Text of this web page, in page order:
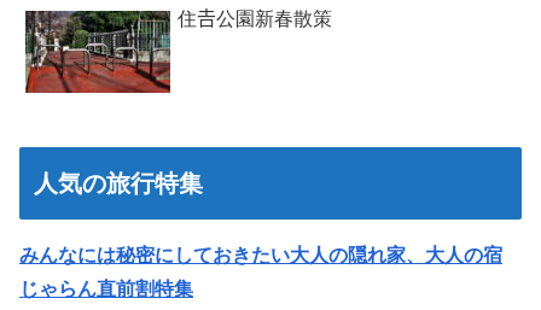
住𠮷公園新春散策
人気の旅行特集
みんなには秘密にしておきたい大人の隠れ家、大人の宿
じゃらん直前割特集